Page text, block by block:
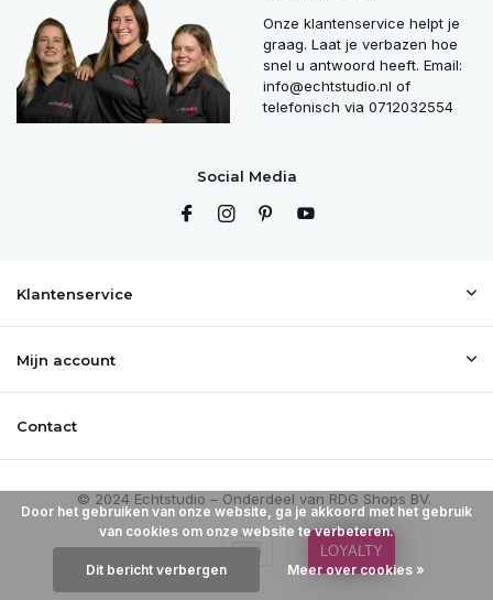
Onze klantenservice helpt je
graag. Laat je verbazen hoe
snel u antwoord heeft. Email:
info@echtstudio.nl of
telefonisch via 0712032554
Social Media
Klantenservice
Mijn account
Contact
Door het gebruiken van onze website, ga je akkoord met het gebruik
van cookies om onze website te verbeteren.
Dit bericht verbergen Meer over cookies »
LOYALTY